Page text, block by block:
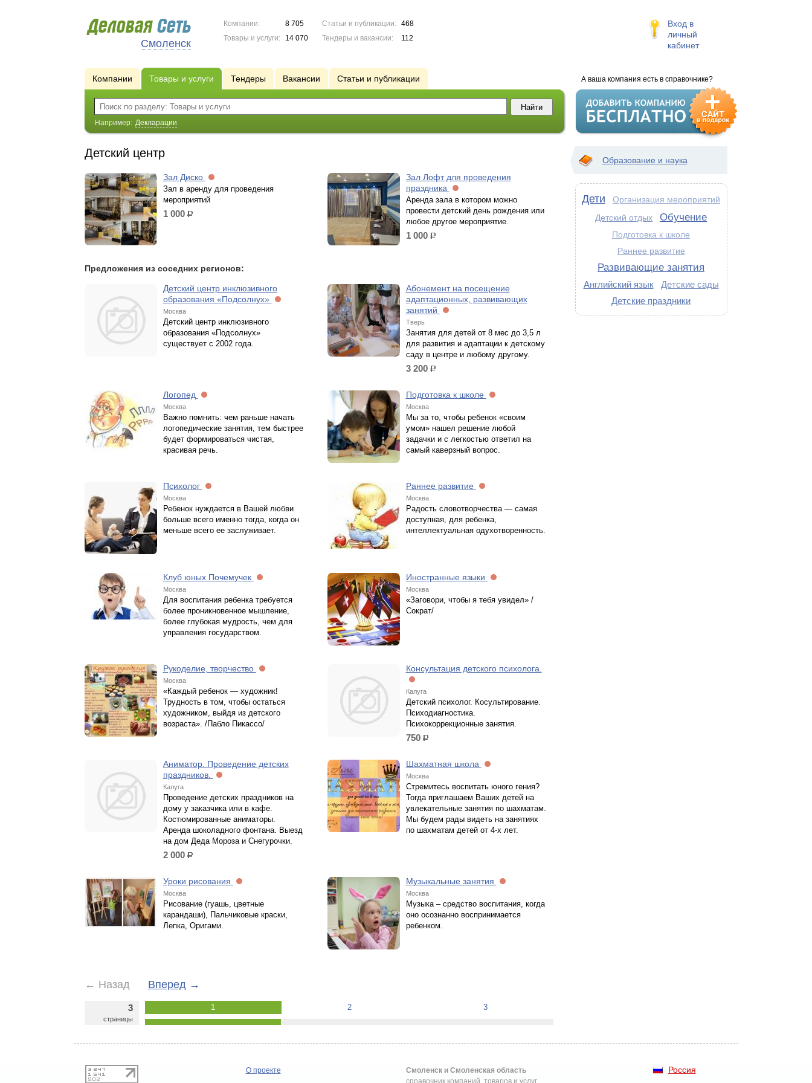
Смоленск
Компании:
8 705
Товары и услуги:
14 070
Статьи и публикации:
468
Тендеры и вакансии:
112
Вход в
личный
кабинет
А ваша компания есть в справочнике?
Компании Товары и услуги Тендеры Вакансии Статьи и публикации
Например: Декларации
Детский центр
Зал Диско
Зал в аренду для проведения
мероприятий
1 000 р.
Зал Лофт для проведения
праздника
Аренда зала в котором можно
провести детский день рождения или
любое другое мероприятие.
1 000 р.
Предложения из соседних регионов:
Детский центр инклюзивного
образования «Подсолнух»
Москва
Детский центр инклюзивного
образования «Подсолнух»
существует c 2002 года.
Абонемент на посещение
адаптационных, развивающих
занятий
Тверь
Занятия для детей от 8 мес до 3,5 л
для развития и адаптации к детскому
саду в центре и любому другому.
3 200 р.
Логопед
Москва
Важно помнить: чем раньше начать
логопедические занятия, тем быстрее
будет формироваться чистая,
красивая речь.
Подготовка к школе
Москва
Мы за то, чтобы ребенок «своим
умом» нашел решение любой
задачки и с легкостью ответил на
самый каверзный вопрос.
Психолог
Москва
Ребенок нуждается в Вашей любви
больше всего именно тогда, когда он
меньше всего ее заслуживает.
Раннее развитие
Москва
Радость словотворчества — самая
доступная, для ребенка,
интеллектуальная одухотворенность.
Клуб юных Почемучек
Москва
Для воспитания ребенка требуется
более проникновенное мышление,
более глубокая мудрость, чем для
управления государством.
Иностранные языки
Москва
«Заговори, чтобы я тебя увидел» /
Сократ/
Рукоделие, творчество
Москва
«Каждый ребенок — художник!
Трудность в том, чтобы остаться
художником, выйдя из детского
возраста». /Пабло Пикассо/
Консультация детского психолога.
Калуга
Детский психолог. Косультирование.
Психодиагностика.
Психокоррекционные занятия.
750 р.
Аниматор. Проведение детских
праздников.
Калуга
Проведение детских праздников на
дому у заказчика или в кафе.
Костюмированные аниматоры.
Аренда шоколадного фонтана. Выезд
на дом Деда Мороза и Снегурочки.
2 000 р.
Шахматная школа
Москва
Стремитесь воспитать юного гения?
Тогда приглашаем Ваших детей на
увлекательные занятия по шахматам.
Мы будем рады видеть на занятиях
по шахматам детей от 4-х лет.
Уроки рисования
Москва
Рисование (гуашь, цветные
карандаши), Пальчиковые краски,
Лепка, Оригами.
Музыкальные занятия
Москва
Музыка – средство воспитания, когда
оно осознанно воспринимается
ребенком.
← Назад Вперед→
3
страницы
1 2 3
Образование и наука
Дети Организация мероприятий
Детский отдых Обучение
Подготовка к школе
Раннее развитие
Развивающие занятия
Английский язык
Детские сады
Детские праздники
Россия
О проекте
Смоленск и Смоленская область
справочник компаний, товаров и услуг